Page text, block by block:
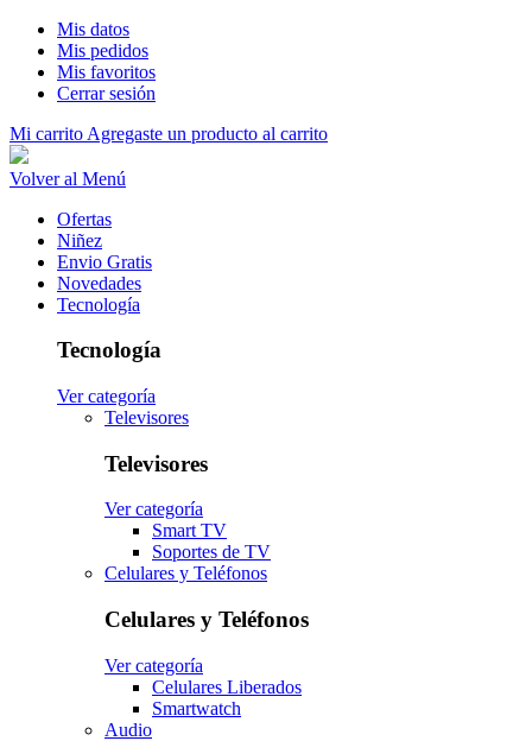
Mis datos
Mis pedidos
Mis favoritos
Cerrar sesión
Mi carrito Agregaste un producto al carrito
Volver al Menú
Ofertas
Niñez
Envio Gratis
Novedades
Tecnología
Tecnología
Ver categoría
Televisores
Televisores
Ver categoría
Smart TV
Soportes de TV
Celulares y Teléfonos
Celulares y Teléfonos
Ver categoría
Celulares Liberados
Smartwatch
Audio